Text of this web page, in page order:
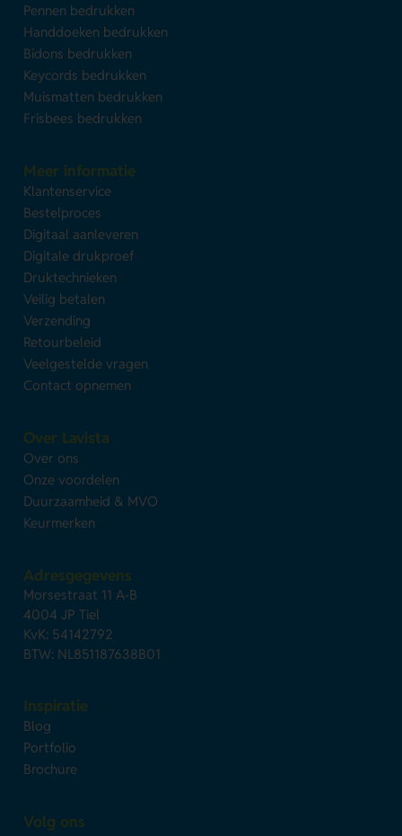
Pennen bedrukken
Handdoeken bedrukken
Bidons bedrukken
Keycords bedrukken
Muismatten bedrukken
Frisbees bedrukken
Meer informatie
Klantenservice
Bestelproces
Digitaal aanleveren
Digitale drukproef
Druktechnieken
Veilig betalen
Verzending
Retourbeleid
Veelgestelde vragen
Contact opnemen
Over Lavista
Over ons
Onze voordelen
Duurzaamheid & MVO
Keurmerken
Adresgegevens
Morsestraat 11 A-B
4004 JP Tiel
KvK: 54142792
BTW: NL851187638B01
Inspiratie
Blog
Portfolio
Brochure
Volg ons